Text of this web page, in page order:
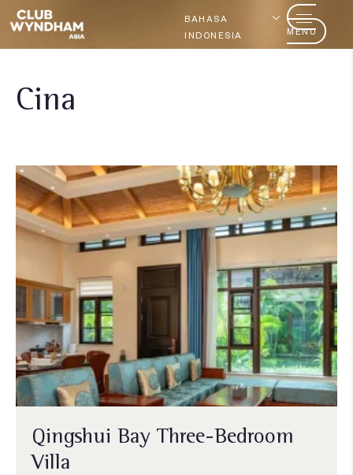
BAHASA
INDONESIA
MENU
Cina
Qingshui Bay Three-Bedroom
Villa